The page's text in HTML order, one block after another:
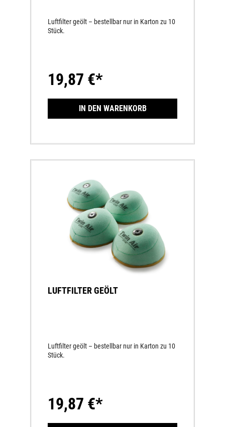
Luftfilter geölt – bestellbar nur in Karton zu 10
Stück.
19,87 €*
IN DEN WARENKORB
LUFTFILTER GEÖLT
Luftfilter geölt – bestellbar nur in Karton zu 10
Stück.
19,87 €*